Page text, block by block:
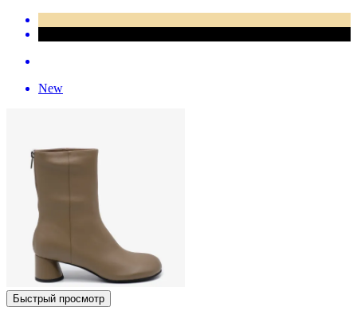
New
Быстрый просмотр